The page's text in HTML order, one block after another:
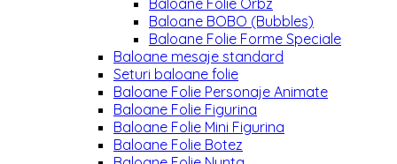
Baloane Folie Orbz
Baloane BOBO (Bubbles)
Baloane Folie Forme Speciale
Baloane mesaje standard
Seturi baloane folie
Baloane Folie Personaje Animate
Baloane Folie Figurina
Baloane Folie Mini Figurina
Baloane Folie Botez